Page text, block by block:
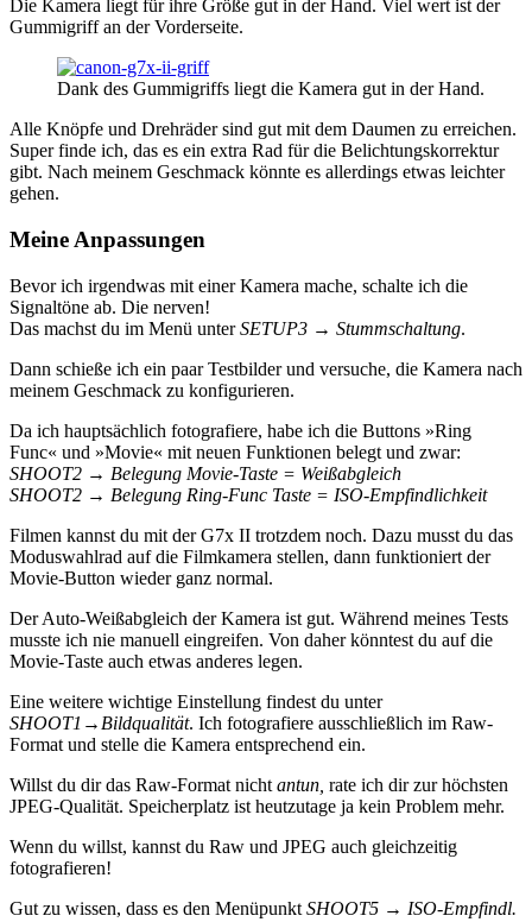
Die Kamera liegt für ihre Größe gut in der Hand. Viel wert ist der
Gummigriff an der Vorderseite.
Dank des Gummigriffs liegt die Kamera gut in der Hand.
Alle Knöpfe und Drehräder sind gut mit dem Daumen zu erreichen.
Super finde ich, das es ein extra Rad für die Belichtungskorrektur
gibt. Nach meinem Geschmack könnte es allerdings etwas leichter
gehen.
Meine Anpassungen
Bevor ich irgendwas mit einer Kamera mache, schalte ich die
Signaltöne ab. Die nerven!
Das machst du im Menü unterSETUP3 → Stummschaltung.
Dann schieße ich ein paar Testbilder und versuche, die Kamera nach
meinem Geschmack zu konfigurieren.
Da ich hauptsächlich fotografiere, habe ich die Buttons »Ring
Func« und »Movie« mit neuen Funktionen belegt und zwar:
SHOOT2 → Belegung Movie-Taste = Weißabgleich
SHOOT2 → Belegung Ring-Func Taste = ISO-Empfindlichkeit
Filmen kannst du mit der G7x II trotzdem noch. Dazu musst du das
Moduswahlrad auf die Filmkamera stellen, dann funktioniert der
Movie-Button wieder ganz normal.
Der Auto-Weißabgleich der Kamera ist gut. Während meines Tests
musste ich nie manuell eingreifen. Von daher könntest du auf die
Movie-Taste auch etwas anderes legen.
Eine weitere wichtige Einstellung findest du unter
SHOOT1→Bildqualität. Ich fotografiere ausschließlich im Raw-
Format und stelle die Kamera entsprechend ein.
Willst du dir das Raw-Format nicht antun, rate ich dir zur höchsten
JPEG-Qualität. Speicherplatz ist heutzutage ja kein Problem mehr.
Wenn du willst, kannst du Raw und JPEG auch gleichzeitig
fotografieren!
Gut zu wissen, dass es den Menüpunkt SHOOT5 → ISO-Empfindl.